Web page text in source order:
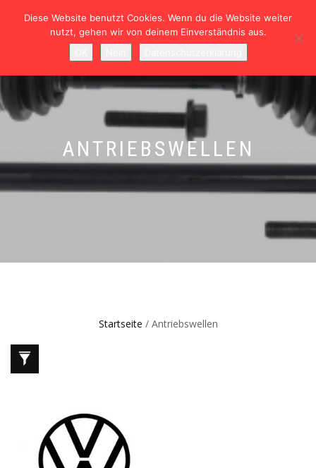
NAVIGATION
0
ANTRIEBSWELLEN
Startseite / Antriebswellen
Diese Website benutzt Cookies. Wenn du die Website weiter
nutzt, gehen wir von deinem Einverständnis aus.